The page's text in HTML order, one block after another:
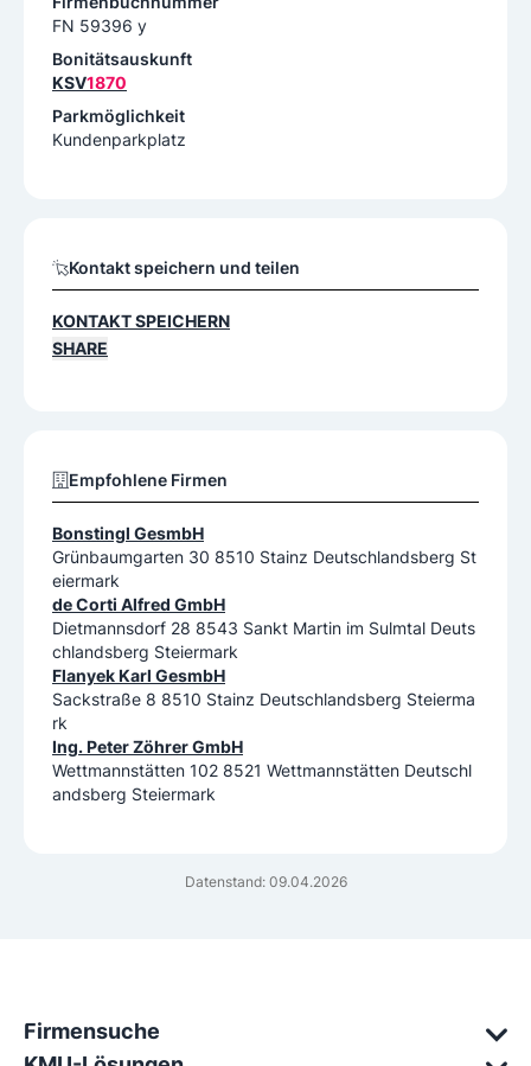
Datenstand: 09.04.2026
FN 59396 y
Bonitätsauskunft
KSV1870
Parkmöglichkeit
Kundenparkplatz
Kontakt speichern und teilen
KONTAKT SPEICHERN
SHARE
Empfohlene Firmen
Bonstingl GesmbH
Grünbaumgarten 30 8510 Stainz Deutschlandsberg St
eiermark
de Corti Alfred GmbH
Dietmannsdorf 28 8543 Sankt Martin im Sulmtal Deuts
chlandsberg Steiermark
Flanyek Karl GesmbH
Sackstraße 8 8510 Stainz Deutschlandsberg Steierma
rk
Ing. Peter Zöhrer GmbH
Wettmannstätten 102 8521 Wettmannstätten Deutschl
andsberg Steiermark
Firmensuche